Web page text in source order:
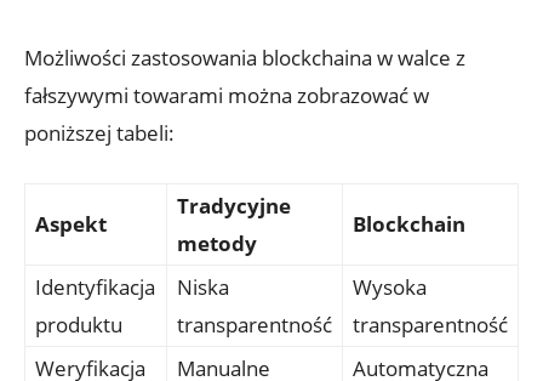
Możliwości zastosowania blockchaina w‌ walce z
fałszywymi towarami można zobrazować w
poniższej tabeli:
Aspekt
Tradycyjne
metody
Blockchain
Identyfikacja
produktu
Niska
transparentność
Wysoka
transparentność
Weryfikacja
Manualne
Automatyczna